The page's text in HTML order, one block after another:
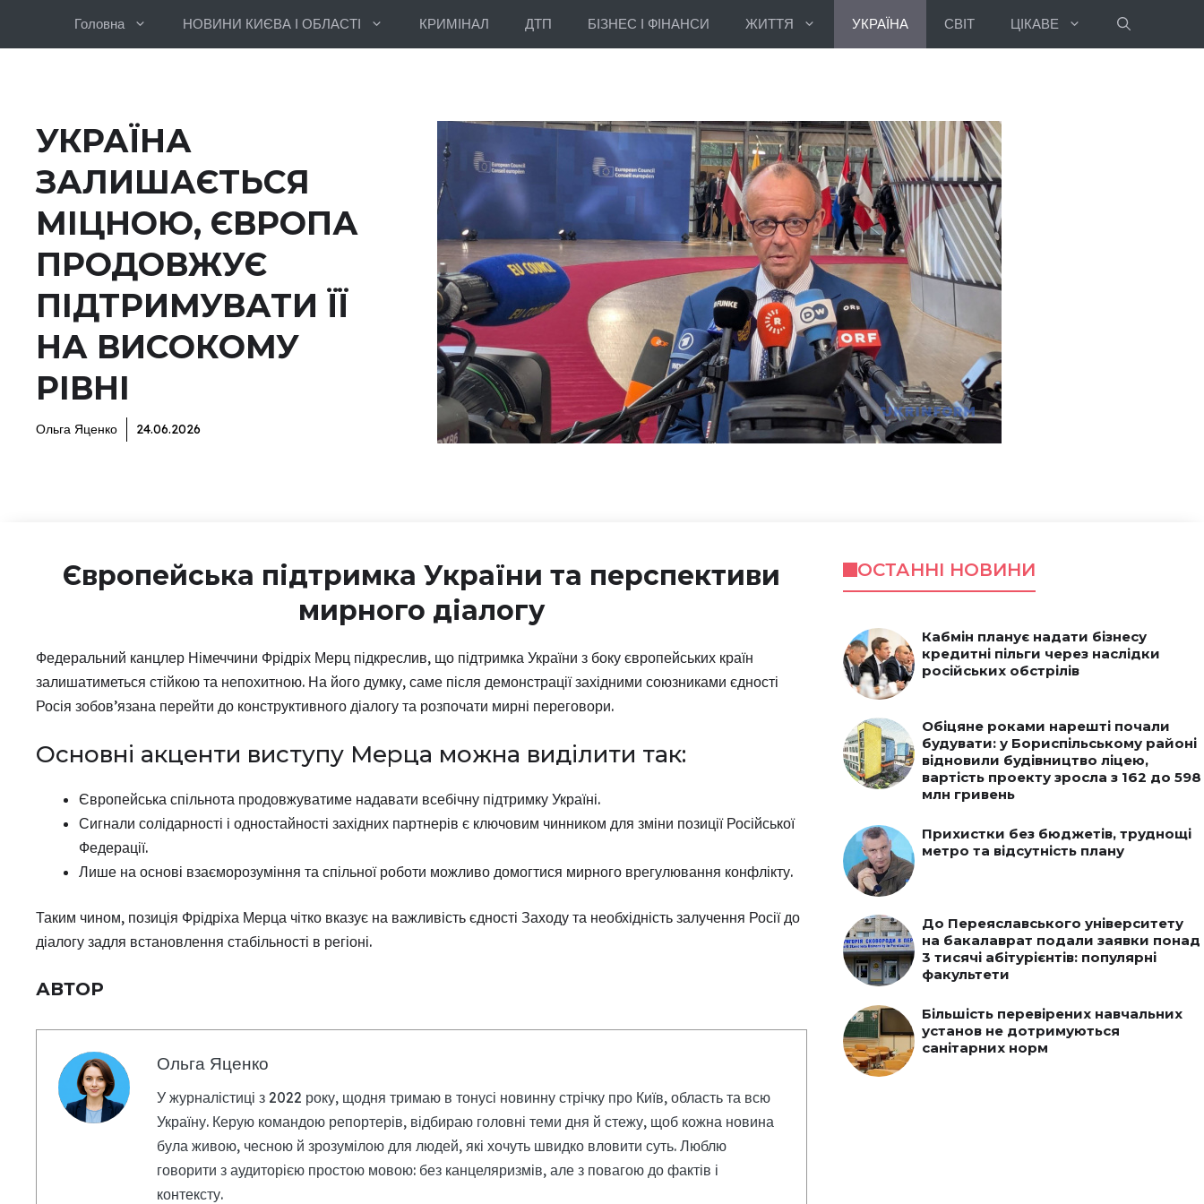
Головна НОВИНИ КИЄВА І ОБЛАСТІ КРИМІНАЛ ДТП БІЗНЕС І ФІНАНСИ ЖИТТЯ УКРАЇНА СВІТ ЦІКАВЕ
УКРАЇНА
ЗАЛИШАЄТЬСЯ
МІЦНОЮ, ЄВРОПА
ПРОДОВЖУЄ
ПІДТРИМУВАТИ ЇЇ
НА ВИСОКОМУ
РІВНІ
Ольга Яценко 24.06.2026
Європейська підтримка України та перспективи
мирного діалогу
Федеральний канцлер Німеччини Фрідріх Мерц підкреслив, що підтримка України з боку європейських країн
залишатиметься стійкою та непохитною. На його думку, саме після демонстрації західними союзниками єдності
Росія зобов’язана перейти до конструктивного діалогу та розпочати мирні переговори.
Основні акценти виступу Мерца можна виділити так:
Європейська спільнота продовжуватиме надавати всебічну підтримку Україні.
Сигнали солідарності і одностайності західних партнерів є ключовим чинником для зміни позиції Російської
Федерації.
Лише на основі взаєморозуміння та спільної роботи можливо домогтися мирного врегулювання конфлікту.
Таким чином, позиція Фрідріха Мерца чітко вказує на важливість єдності Заходу та необхідність залучення Росії до
діалогу задля встановлення стабільності в регіоні.
АВТОР
Ольга Яценко
У журналістиці з 2022 року, щодня тримаю в тонусі новинну стрічку про Київ, область та всю
Україну. Керую командою репортерів, відбираю головні теми дня й стежу, щоб кожна новина
була живою, чесною й зрозумілою для людей, які хочуть швидко вловити суть. Люблю
говорити з аудиторією простою мовою: без канцеляризмів, але з повагою до фактів і
контексту.
ОСТАННІ НОВИНИ
Кабмін планує надати бізнесу
кредитні пільги через наслідки
російських обстрілів
Обіцяне роками нарешті почали
будувати: у Бориспільському районі
відновили будівництво ліцею,
вартість проекту зросла з 162 до 598
млн гривень
Прихистки без бюджетів, труднощі
метро та відсутність плану
До Переяславського університету
на бакалаврат подали заявки понад
3 тисячі абітурієнтів: популярні
факультети
Більшість перевірених навчальних
установ не дотримуються
санітарних норм